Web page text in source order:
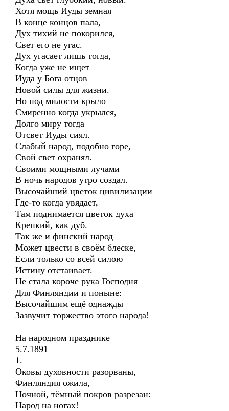
Хотя мощь Иуды земная
В конце концов пала,
Дух тихий не покорился,
Свет его не угас.
Дух угасает лишь тогда,
Когда уже не ищет
Иуда у Бога отцов
Новой силы для жизни.
Но под милости крыло
Смиренно когда укрылся,
Долго миру тогда
Отсвет Иуды сиял.
Слабый народ, подобно горе,
Свой свет охранял.
Своими мощными лучами
В ночь народов утро создал.
Высочайший цветок цивилизации
Где-то когда увядает,
Там поднимается цветок духа
Крепкий, как дуб.
Так же и финский народ
Может цвести в своём блеске,
Если только со всей силою
Истину отстаивает.
Не стала короче рука Господня
Для Финляндии и поныне:
Высочайшим ещё однажды
Зазвучит торжество этого народа!
На народном празднике
5.7.1891
1.
Оковы духовности разорваны,
Финляндия ожила,
Ночной, тёмный покров разрезан:
Народ на ногах!